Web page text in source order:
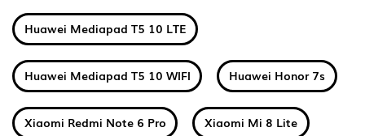
Huawei Mediapad T5 10 LTE
Huawei Mediapad T5 10 WIFI Huawei Honor 7s
Xiaomi Redmi Note 6 Pro Xiaomi Mi 8 Lite